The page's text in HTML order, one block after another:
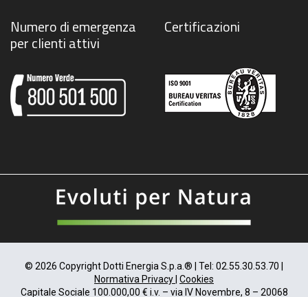
Numero di emergenza
per clienti attivi
Certificazioni
© 2026 Copyright Dotti Energia S.p.a.® | Tel: 02.55.30.53.70 |
Normativa Privacy Cookies
Capitale Sociale 100.000,00 € i.v. – via IV Novembre, 8 – 20068